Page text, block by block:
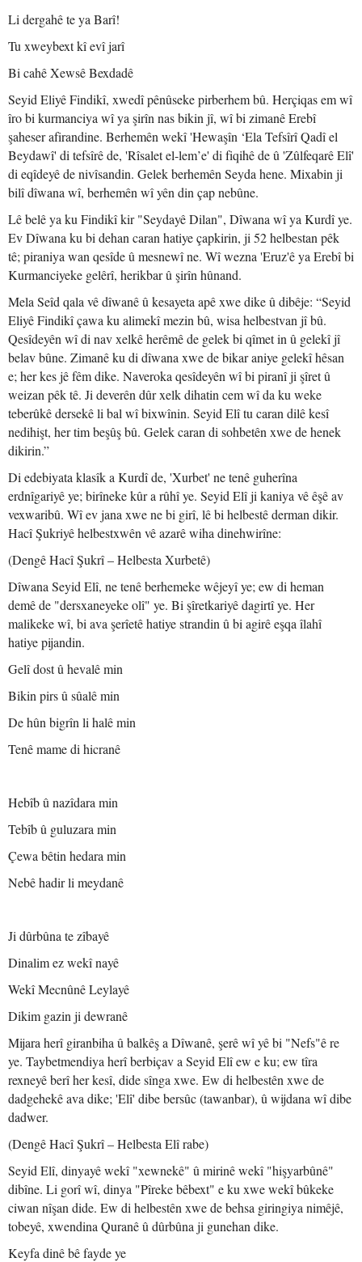
Li dergahê te ya Barî!
Tu xweybext kî evî jarî
Bi cahê Xewsê Bexdadê
Seyid Eliyê Findikî, xwedî pênûseke pirberhem bû. Herçiqas em wî
îro bi kurmanciya wî ya şirîn nas bikin jî, wî bi zimanê Erebî
şaheser afirandine. Berhemên wekî 'Hewaşîn ‘Ela Tefsîrî Qadî el
Beydawî' di tefsîrê de, 'Rîsalet el-lem’e' di fiqihê de û 'Zûlfeqarê Elî'
di eqîdeyê de nivîsandin. Gelek berhemên Seyda hene. Mixabin ji
bilî dîwana wî, berhemên wî yên din çap nebûne.
Lê belê ya ku Findikî kir "Seydayê Dilan", Dîwana wî ya Kurdî ye.
Ev Dîwana ku bi dehan caran hatiye çapkirin, ji 52 helbestan pêk
tê; piraniya wan qesîde û mesnewî ne. Wî wezna 'Eruz'ê ya Erebî bi
Kurmanciyeke gelêrî, herikbar û şirîn hûnand.
Mela Seîd qala vê dîwanê û kesayeta apê xwe dike û dibêje: “Seyid
Eliyê Findikî çawa ku alimekî mezin bû, wisa helbestvan jî bû.
Qesîdeyên wî di nav xelkê herêmê de gelek bi qîmet in û gelekî jî
belav bûne. Zimanê ku di dîwana xwe de bikar aniye gelekî hêsan
e; her kes jê fêm dike. Naveroka qesîdeyên wî bi piranî ji şîret û
weizan pêk tê. Ji deverên dûr xelk dihatin cem wî da ku weke
teberûkê dersekê li bal wî bixwînin. Seyid Elî tu caran dilê kesî
nedihişt, her tim beşûş bû. Gelek caran di sohbetên xwe de henek
dikirin.”
Di edebiyata klasîk a Kurdî de, 'Xurbet' ne tenê guherîna
erdnîgariyê ye; birîneke kûr a rûhî ye. Seyid Elî ji kaniya vê êşê av
vexwaribû. Wî ev jana xwe ne bi girî, lê bi helbestê derman dikir.
Hacî Şukriyê helbestxwên vê azarê wiha dinehwirîne:
(Dengê Hacî Şukrî – Helbesta Xurbetê)
Dîwana Seyid Elî, ne tenê berhemeke wêjeyî ye; ew di heman
demê de "dersxaneyeke olî" ye. Bi şîretkariyê dagirtî ye. Her
malikeke wî, bi ava şerîetê hatiye strandin û bi agirê eşqa îlahî
hatiye pijandin.
Gelî dost û hevalê min
Bikin pirs û sûalê min
De hûn bigrîn li halê min
Tenê mame di hicranê
Hebîb û nazîdara min
Tebîb û guluzara min
Çewa bêtin hedara min
Nebê hadir li meydanê
Ji dûrbûna te zîbayê
Dinalim ez wekî nayê
Wekî Mecnûnê Leylayê
Dikim gazin ji dewranê
Mijara herî giranbiha û balkêş a Dîwanê, şerê wî yê bi "Nefs"ê re
ye. Taybetmendiya herî berbiçav a Seyid Elî ew e ku; ew tîra
rexneyê berî her kesî, dide sînga xwe. Ew di helbestên xwe de
dadgehekê ava dike; 'Elî' dibe bersûc (tawanbar), û wijdana wî dibe
dadwer.
(Dengê Hacî Şukrî – Helbesta Elî rabe)
Seyid Elî, dinyayê wekî "xewnekê" û mirinê wekî "hişyarbûnê"
dibîne. Li gorî wî, dinya "Pîreke bêbext" e ku xwe wekî bûkeke
ciwan nîşan dide. Ew di helbestên xwe de behsa giringiya nimêjê,
tobeyê, xwendina Quranê û dûrbûna ji gunehan dike.
Keyfa dinê bê fayde ye